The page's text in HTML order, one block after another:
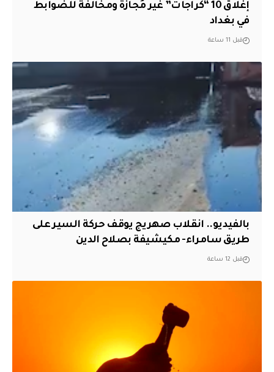
إغلاق 10 “كَراجات” غير مُجازة ومخالفة للضوابط
في بغداد
قبل 11 ساعة
بالفيديو.. انقلاب صهريج يوقف حركة السير على
طريق سامراء- مكيشيفة بصلاح الدين
قبل 12 ساعة